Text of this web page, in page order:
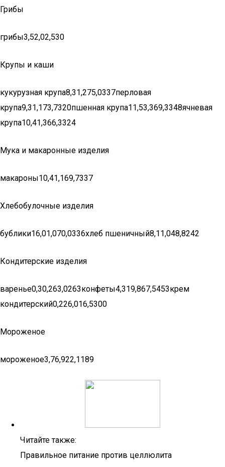
Грибы
грибы3,52,02,530
Крупы и каши
кукурузная крупа8,31,275,0337перловая
крупа9,31,173,7320пшенная крупа11,53,369,3348ячневая
крупа10,41,366,3324
Мука и макаронные изделия
макароны10,41,169,7337
Хлебобулочные изделия
бублики16,01,070,0336хлеб пшеничный8,11,048,8242
Кондитерские изделия
варенье0,30,263,0263конфеты4,319,867,5453крем
кондитерский0,226,016,5300
Мороженое
мороженое3,76,922,1189
Читайте также:
Правильное питание против целлюлита